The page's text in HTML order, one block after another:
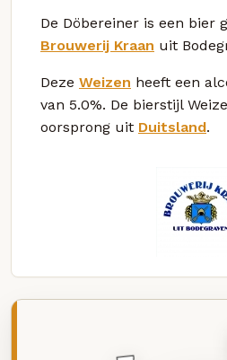
De Döbereiner is een bier
Brouwerij Kraan uit
Deze Weizen heeft een
van 5.0%. De bierstijl
oorsprong uit Duitsland.